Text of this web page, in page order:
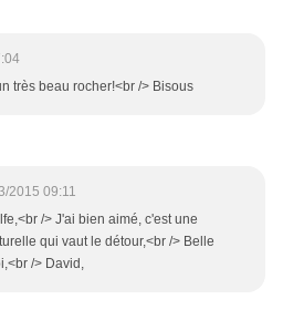
très beau rocher!<br /> Bisous
2015 09:11
/> J'ai bien aimé, c'est une
qui vaut le détour,<br /> Belle
/> David,